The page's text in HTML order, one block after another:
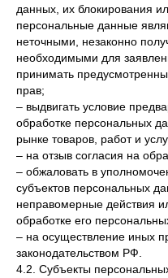
данных, их блокирования
персональные данные
неточными, незаконно
необходимыми для
принимать
прав;
– выдвигать условие
обработке персональных
рынке товаров, работ и
– на отзыв согласия на
– обжаловать в
субъектов персональных
неправомерные действия
обработке его
– на осуществление иных
законодательством РФ.
4.2. Субъекты